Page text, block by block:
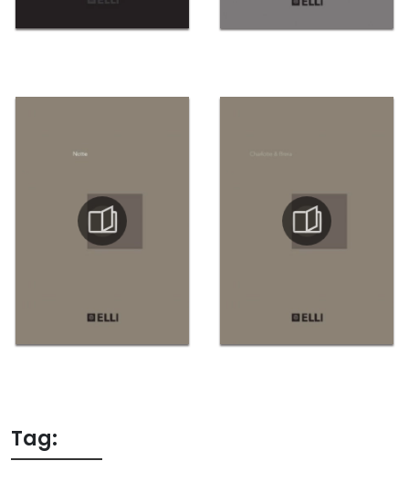
Tag: